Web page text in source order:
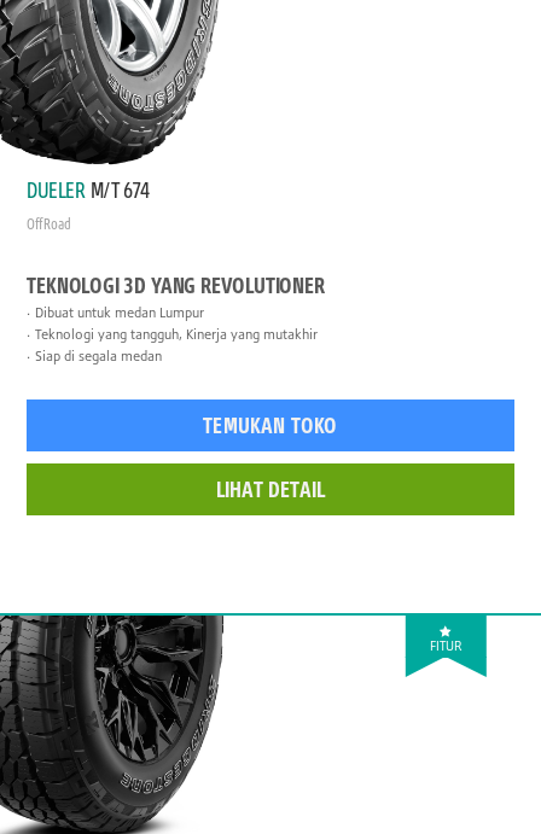
DUELER M/T 674
Off Road
TEKNOLOGI 3D YANG REVOLUTIONER
Dibuat untuk medan Lumpur
Teknologi yang tangguh, Kinerja yang mutakhir
Siap di segala medan
TEMUKAN TOKO
LIHAT DETAIL
FITUR